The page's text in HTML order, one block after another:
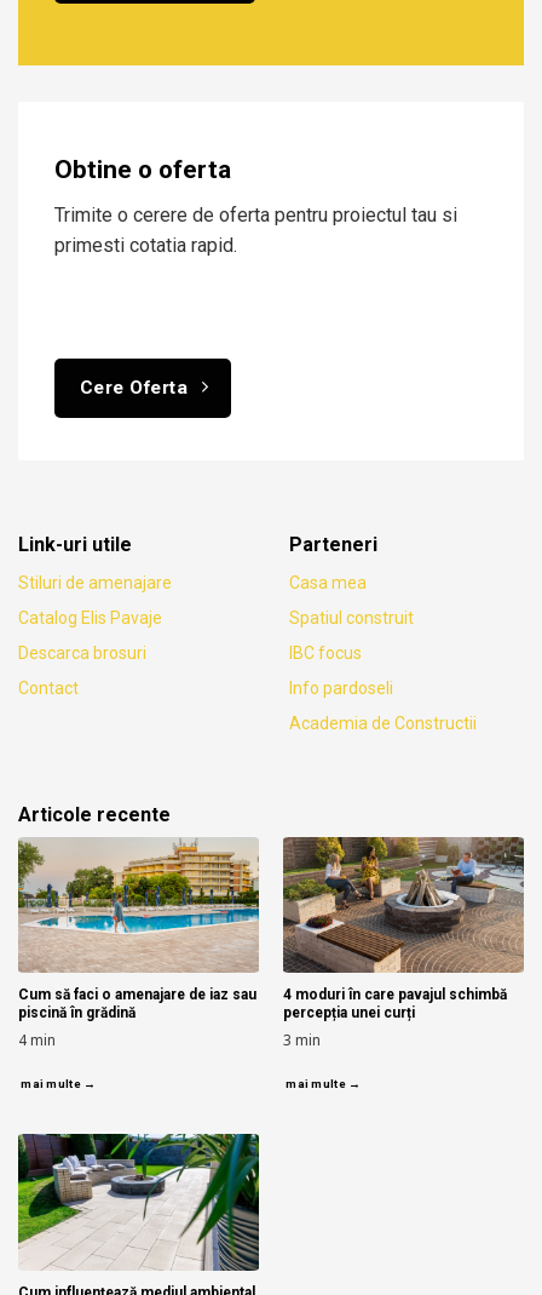
Obtine o oferta
Trimite o cerere de oferta pentru proiectul tau si
primesti cotatia rapid.
Cere Oferta
Link-uri utile
Stiluri de amenajare
Catalog Elis Pavaje
Descarca brosuri
Contact
Parteneri
Casa mea
Spatiul construit
IBC focus
Info pardoseli
Academia de Constructii
Articole recente
Cum să faci o amenajare de iaz sau
piscină în grădină
4min
mai multe →
4 moduri în care pavajul schimbă
percepția unei curți
3 min
mai multe →